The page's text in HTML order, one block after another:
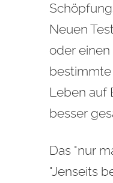
Neuen
oder
bestimmte
Leben auf
besser
Das "nur
"Jenseits